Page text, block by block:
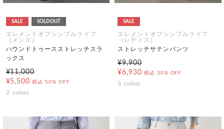
SALE SOLDOUT
エレメントオブシンプルライフ
（メンズ）
ハウンドトゥースストレッチスラ
ックス
¥11,000
¥5,500 税込 50% OFF
2 colors
SALE
エレメントオブシンプルライフ
（レディス）
ストレッチサテンパンツ
¥9,900
¥6,930 税込 30% OFF
3 colors